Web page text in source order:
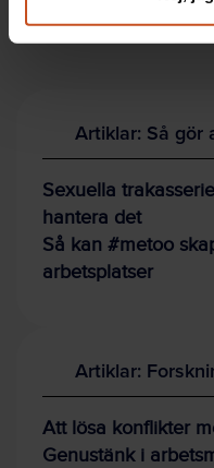
Artiklar: Så gör
Sexuella
hantera det
Så kan #metoo
arbetsplatser
Artiklar:
Att lösa konflikter
Genustänk i